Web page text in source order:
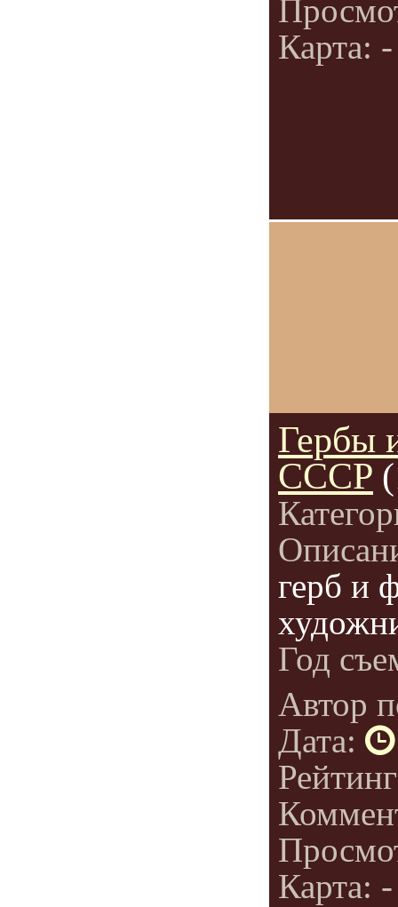
Карта: -
Гербы
СССР
герб и
Год
Автор
Дата:
Карта: -